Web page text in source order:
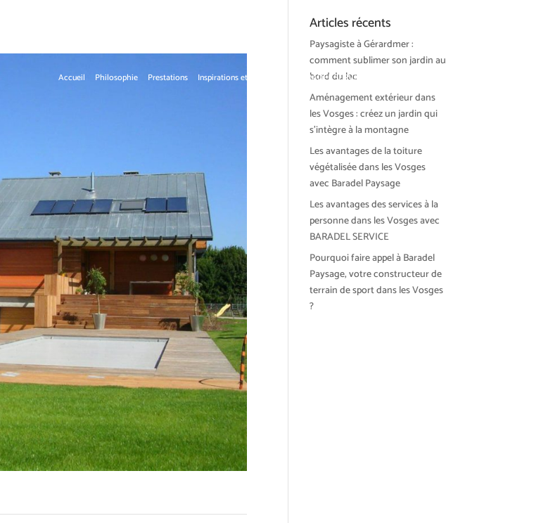
Accueil Philosophie Prestations Inspirations et tendances BARADEL SERVICE
Articles récents
Paysagiste à Gérardmer :
comment sublimer son jardin au
bord du lac
Aménagement extérieur dans
les Vosges : créez un jardin qui
s’intègre à la montagne
Les avantages de la toiture
végétalisée dans les Vosges
avec Baradel Paysage
Les avantages des services à la
personne dans les Vosges avec
BARADEL SERVICE
Pourquoi faire appel à Baradel
Paysage, votre constructeur de
terrain de sport dans les Vosges
?